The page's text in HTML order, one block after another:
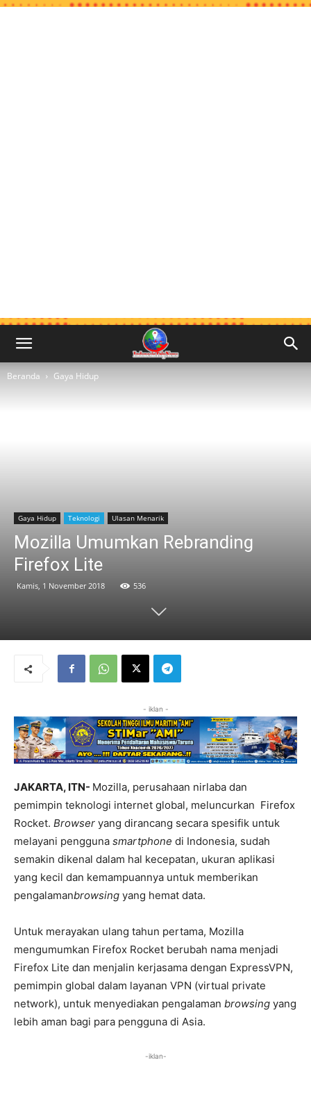
Beranda Gaya Hidup
Gaya Hidup Teknologi Ulasan Menarik
Mozilla Umumkan Rebranding
Firefox Lite
Kamis, 1 November 2018 536
- iklan -
JAKARTA, ITN- Mozilla, perusahaan nirlaba dan
pemimpin teknologi internet global, meluncurkan Firefox
Rocket. Browser yang dirancang secara spesifik untuk
melayani pengguna smartphone di Indonesia, sudah
semakin dikenal dalam hal kecepatan, ukuran aplikasi
yang kecil dan kemampuannya untuk memberikan
pengalamanbrowsing yang hemat data.
Untuk merayakan ulang tahun pertama, Mozilla
mengumumkan Firefox Rocket berubah nama menjadi
Firefox Lite dan menjalin kerjasama dengan ExpressVPN,
pemimpin global dalam layanan VPN (virtual private
network), untuk menyediakan pengalaman browsing yang
lebih aman bagi para pengguna di Asia.
-iklan-